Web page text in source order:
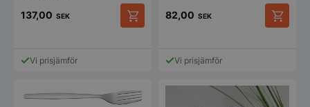
137,00 SEK
Vi prisjämför
82,00 SEK
Vi prisjämför